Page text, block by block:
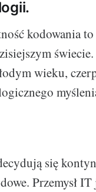
kodowania
wieku,
się
Przemysł